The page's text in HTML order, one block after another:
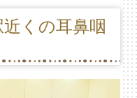
くの耳鼻咽